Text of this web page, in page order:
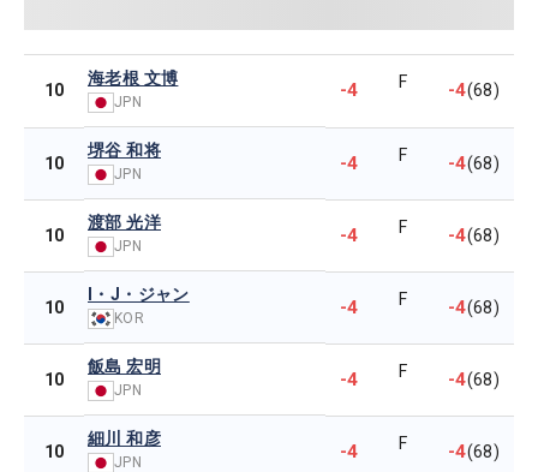
10
海老根 文博
JPN
-4 F -4(68)
10
堺谷 和将
JPN -4 F -4(68)
10
渡部 光洋
JPN -4 F -4(68)
10
I・J・ジャン
KOR -4 F -4(68)
10
飯島 宏明
JPN -4 F -4(68)
10
細川 和彦
JPN -4 F -4(68)